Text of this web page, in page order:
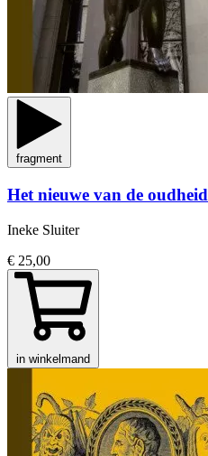
fragment
Het nieuwe van de oudheid
Ineke Sluiter
€ 25,00
in winkelmand